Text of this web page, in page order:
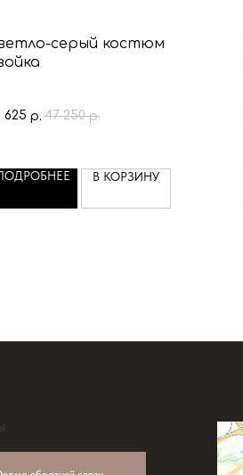
серый костюм
625 р. 47 250 р.
В КОРЗИНУ